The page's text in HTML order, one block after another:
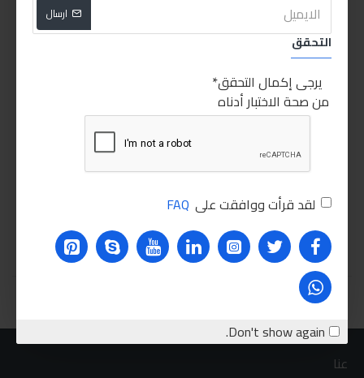
ارسال
التحقق
يرجى إكمال التحقق
من صحة الاختبار أدناه
لقد قرأت ووافقت على FAQ
Don't show again.
mafra
Sabry stores
مافرا منظف ماتور اتش بي 12
110.00LE
اشتري الان
mafra
Sabry stores
مافرا منظف وملمع للجسم
اشتري الان
عنا